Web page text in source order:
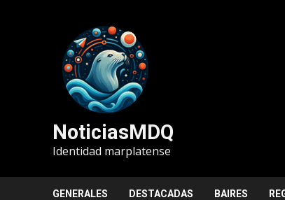
NoticiasMDQ
Identidad marplatense
GENERALES DESTACADAS BAIRES